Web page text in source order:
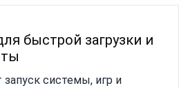
быстрой загрузки и
запуск системы, игр и